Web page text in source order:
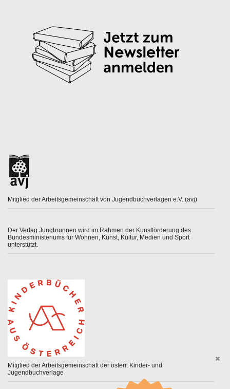
Mitglied der Arbeitsgemeinschaft von Jugendbuchverlagen e.V. (avj)
Der Verlag Jungbrunnen wird im Rahmen der Kunstförderung des
Bundesministeriums für Wohnen, Kunst, Kultur, Medien und Sport
unterstützt.
Mitglied der Arbeitsgemeinschaft der österr. Kinder- und
Jugendbuchverlage